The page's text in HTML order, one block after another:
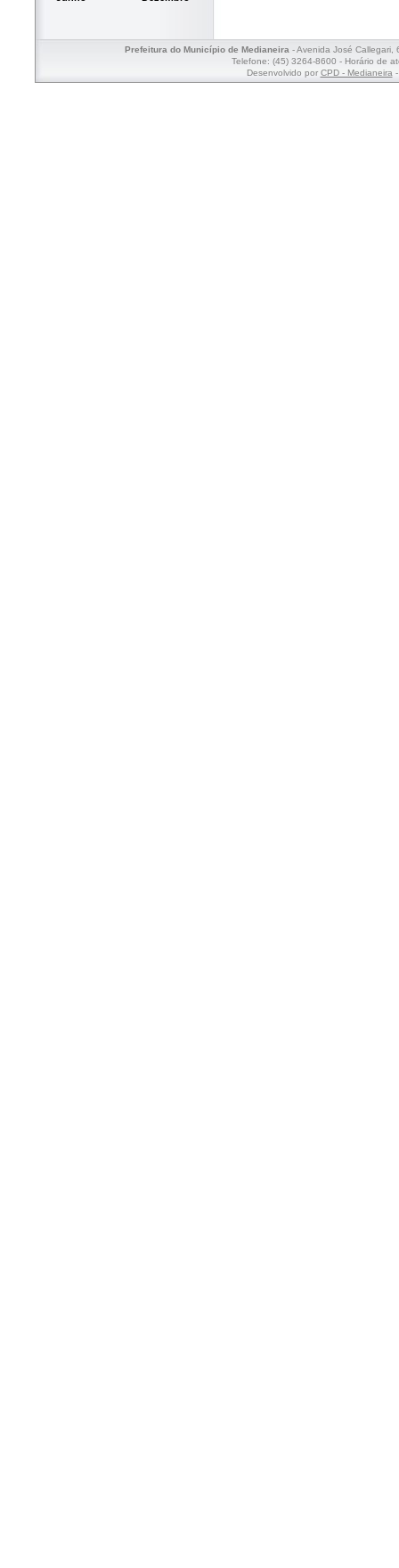
Prefeitura do Município de Medianeira- Avenida José Callegari,
Telefone: (45) 3264-8600 - Horário de
Desenvolvido por CPD - Medianeira-